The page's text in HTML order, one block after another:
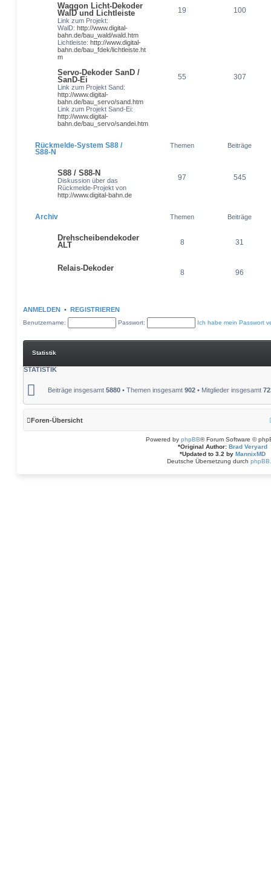
Waggon Licht-Dekoder
WalD und Lichtleiste
Link zum Projekt:
WalD: http://www.digital-
bahn.de/bau_wald/wald.htm
Lichtleiste: http://www.digital-
bahn.de/bau_fdek/lichtleiste.ht
m
19 100
Servo-Dekoder SanD /
SanD-Ei
Link zum Projekt Sand:
http://www.digital-
bahn.de/bau_servo/sand.htm
Link zum Projekt Sand-Ei:
http://www.digital-
bahn.de/bau_servo/sandei.htm
55 307
Rückmelde-System S88 /
S88-N
Themen Beiträge
S88 / S88-N
Diskussion über das
Rückmelde-Projekt von
http://www.digital-bahn.de
97 545
Archiv Themen Beiträge
Drehscheibendekoder
ALT
8 31
Relais-Dekoder 8 96
ANMELDEN • REGISTRIEREN
Benutzername: Passwort: Ich habe mein Passwort
Statistik
STATISTIK
Beiträge insgesamt 5880 • Themen insgesamt 902 • Mitglieder insgesamt
Foren-Übersicht
Powered by phpBB® Forum Software ©
*Original Author: Brad Veryard
*Updated to 3.2 by MannixMD
Deutsche Übersetzung durch